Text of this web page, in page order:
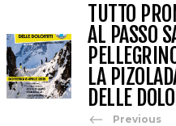
TUTTO
AL PASSO
LA
DELLE
Previous